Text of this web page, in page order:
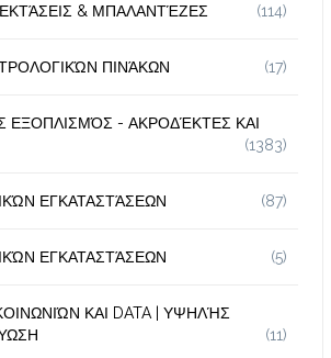
& ΜΠΑΛΑΝΤΈΖΕΣ (114)
ΠΙΝΆΚΩΝ (17)
ΕΞΟΠΛΙΣΜΌΣ - ΑΚΡΟΔΈΚΤΕΣ ΚΑΙ
(1383)
ΕΓΚΑΤΑΣΤΆΣΕΩΝ (87)
ΕΓΚΑΤΑΣΤΆΣΕΩΝ (5)
ΚΑΙ DATA | ΥΨΗΛΉΣ
(11)